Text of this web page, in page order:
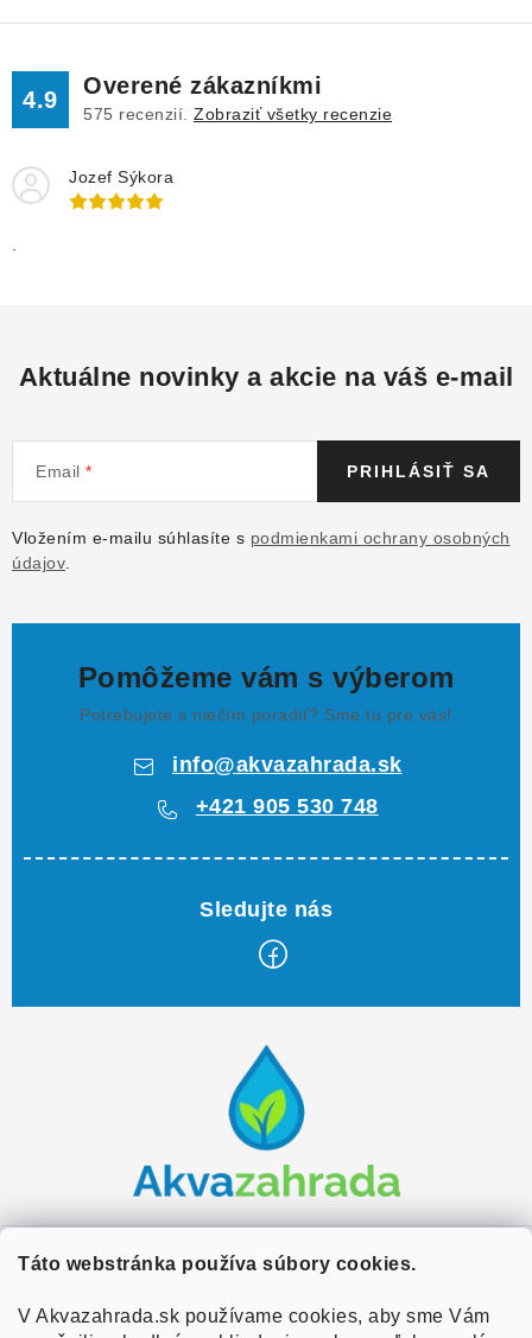
Táto webstránka používa súbory cookies.
V Akvazahrada.sk používame cookies, aby sme Vám
4.9
Overené zákazníkmi
575 recenzií. Zobraziť všetky recenzie
Jozef Sýkora
Aktuálne novinky a akcie na váš e-mail
Email
Vložením e-mailu súhlasíte s podmienkami ochrany osobných
údajov
PRIHLÁSIŤ SA
Pomôžeme vám s výberom
Potrebujete s niečím poradiť? Sme tu pre vás!
info@akvazahrada.sk
+421 905 530 748
e
Zákaznícky servis
Užitočné informácie